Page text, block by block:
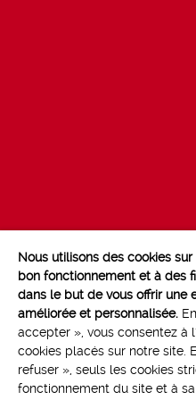
Nous utilisons des cookies
bon fonctionnement et à des
dans le but de vous offrir une
améliorée et personnalisée.
accepter », vous consentez à
cookies placés sur notre site.
refuser », seuls les cookies
fonctionnement du site et à